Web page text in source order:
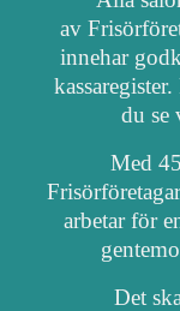
av
innehar
du se
Med
arbetar för
Det